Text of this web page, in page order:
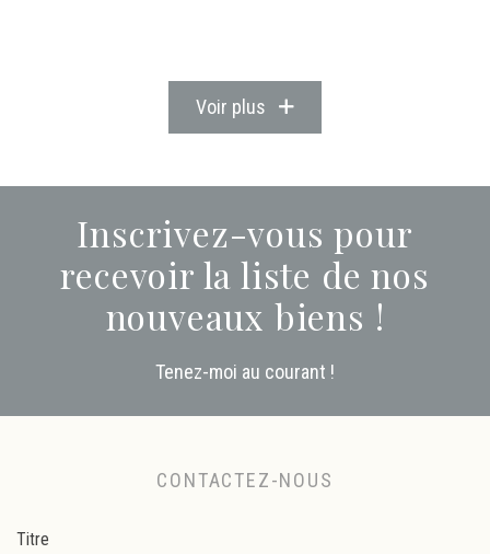
Voir plus
Inscrivez-vous pour
recevoir la liste de nos
nouveaux biens !
Tenez-moi au courant !
CONTACTEZ-NOUS
Titre